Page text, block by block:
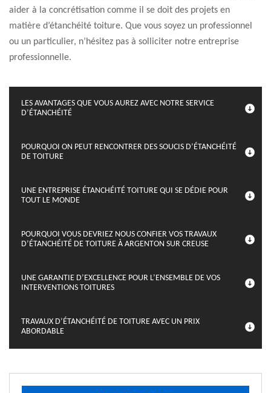
aider à la concrétisation comme il se doit des projets en
matière d’étanchéité toiture. Que vous soyez un professionnel
ou un particulier, n’hésitez pas à solliciter notre entreprise
professionnelle.
LES AVANTAGES QUE VOUS AUREZ AVEC NOTRE SERVICE
D’ÉTANCHÉITÉ
POURQUOI ON PEUT RENCONTRER DES SOUCIS D’ÉTANCHÉITÉ
DE TOITURE
UNE ENTREPRISE ÉTANCHÉITÉ TOITURE QUI SE DÉDIE POUR
TOUT LE MONDE
POURQUOI VOUS DEVRIEZ NOUS CONFIER VOS TRAVAUX
D’ÉTANCHÉITÉ DE TOITURE À ARGENTON SUR CREUSE
UNE GARANTIE D’EXCELLENCE POUR L’ENSEMBLE DE VOS
INTERVENTIONS TOITURES
TRAVAUX D’ÉTANCHÉITÉ DE TOITURE AVEC UN PRIX
ABORDABLE